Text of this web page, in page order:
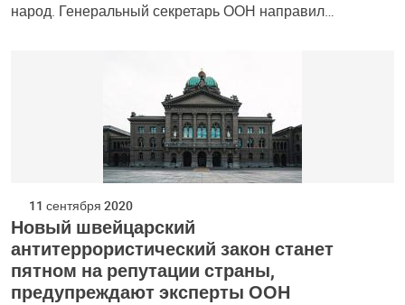
народ. Генеральный секретарь ООН направил…
11 сентября 2020
Новый швейцарский
антитеррористический закон станет
пятном на репутации страны,
предупреждают эксперты ООН